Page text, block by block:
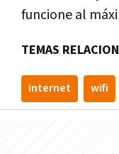
funcione al
TEMAS
internet wifi